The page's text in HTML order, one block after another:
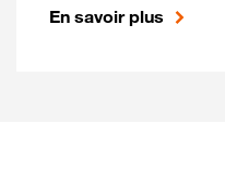
En savoir plus